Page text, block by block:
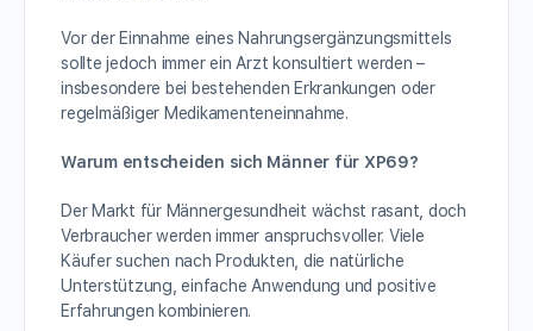
Vor der Einnahme eines Nahrungsergänzungsmittels
sollte jedoch immer ein Arzt konsultiert werden –
insbesondere bei bestehenden Erkrankungen oder
regelmäßiger Medikamenteneinnahme.
Warum entscheiden sich Männer für XP69?
Der Markt für Männergesundheit wächst rasant, doch
Verbraucher werden immer anspruchsvoller. Viele
Käufer suchen nach Produkten, die natürliche
Unterstützung, einfache Anwendung und positive
Erfahrungen kombinieren.